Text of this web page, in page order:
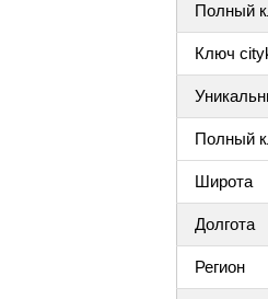
Полный
Ключ
Полный
Широта
Долгота
Регион